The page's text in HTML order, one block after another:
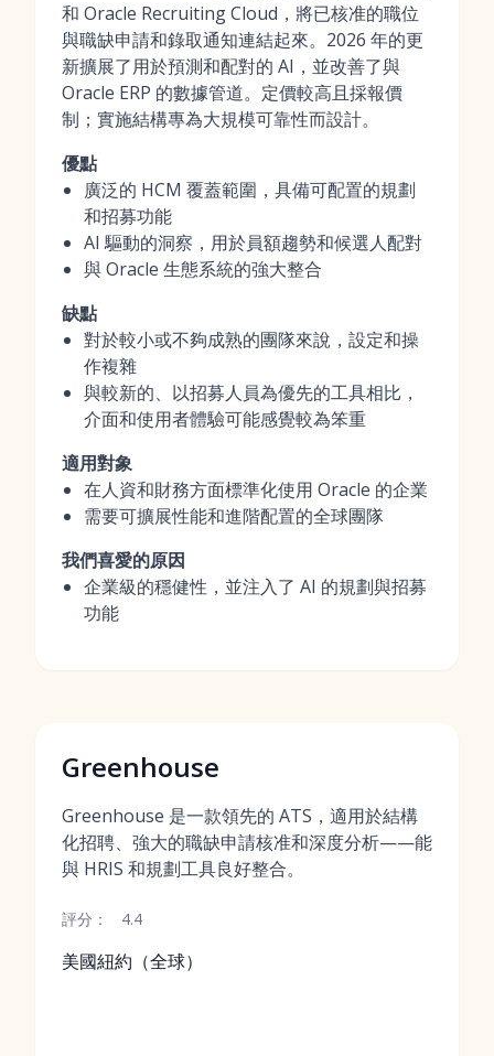
和 Oracle Recruiting Cloud，將已核准的職位
與職缺申請和錄取通知連結起來。2026 年的更
新擴展了用於預測和配對的 AI，並改善了與
Oracle ERP 的數據管道。定價較高且採報價
制；實施結構專為大規模可靠性而設計。
優點
廣泛的 HCM 覆蓋範圍，具備可配置的規劃
和招募功能
AI 驅動的洞察，用於員額趨勢和候選人配對
與 Oracle 生態系統的強大整合
缺點
對於較小或不夠成熟的團隊來說，設定和操
作複雜
與較新的、以招募人員為優先的工具相比，
介面和使用者體驗可能感覺較為笨重
適用對象
在人資和財務方面標準化使用 Oracle 的企業
需要可擴展性能和進階配置的全球團隊
我們喜愛的原因
企業級的穩健性，並注入了 AI 的規劃與招募
功能
Greenhouse
Greenhouse 是一款領先的 ATS，適用於結構
化招聘、強大的職缺申請核准和深度分析——能
與 HRIS 和規劃工具良好整合。
評分： 4.4
美國紐約（全球）